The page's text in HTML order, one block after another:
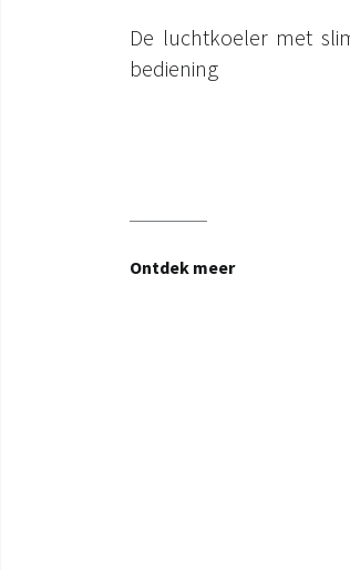
De luchtkoeler met
bediening
Ontdek meer